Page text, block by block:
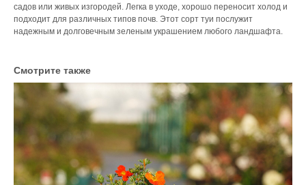
садов или живых изгородей. Легка в уходе, хорошо переносит холод и
подходит для различных типов почв. Этот сорт туи послужит
надежным и долговечным зеленым украшением любого ландшафта.
Смотрите также